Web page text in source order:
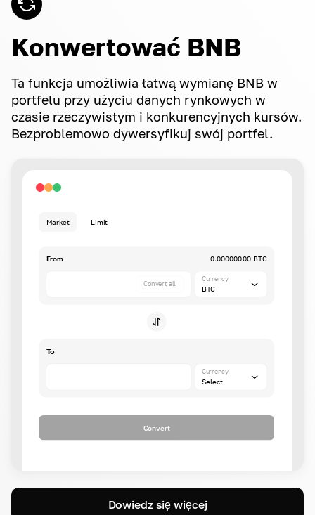
Konwertować BNB
Ta funkcja umożliwia łatwą wymianę BNB w
portfelu przy użyciu danych rynkowych w
czasie rzeczywistym i konkurencyjnych kursów.
Bezproblemowo dywersyfikuj swój portfel.
Market Limit
From 0.00000000 BTC
Convert all
Currency
BTC
To
Currency
Select
Convert
Dowiedz się więcej